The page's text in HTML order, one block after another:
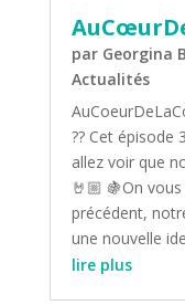
par Georgina
Actualités
?? Cet épisode
allez voir que
🤘🏼 🍇On
précédent,
une nouvelle
lire plus